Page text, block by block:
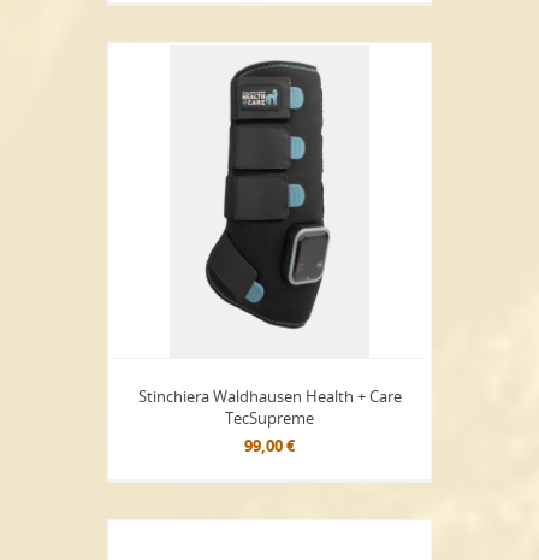
Stinchiera Waldhausen Health + Care
TecSupreme
99,00 €